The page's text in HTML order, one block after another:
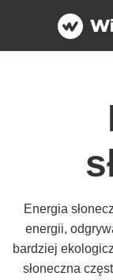
Energia
energii,
bardziej
słoneczna